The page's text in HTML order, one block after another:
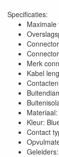
Specificaties:
Merk
Kabel
Kleur:
Contact